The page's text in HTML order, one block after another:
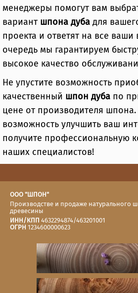
менеджеры помогут вам
вариант шпона дуба для
проекта и ответят на все
очередь мы гарантируем
высокое качество
Не упустите возможность
качественный шпон дуба по
цене от производителя шпона.
возможность улучшить ваш
получите профессиональную
наших специалистов!
ООО "ШПОН"
Производстве и продаже натурального
древесины
ИНН/КПП 4632294874/463201001
ОГРН 1234600000623